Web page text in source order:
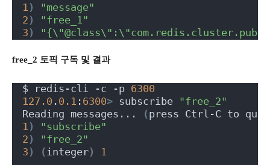
1 )
"message"
2 )
"free_1"
3 )
free_2 토픽 구독 및 결과
$ redis-cli -c -p 6300
127.0 . 0.1 : 6300> subscribe "free_2"
Reading messages...
(press Ctrl-C to quit
1 )
"subscribe"
2 )
"free_2"
3 ) ( integer) 1